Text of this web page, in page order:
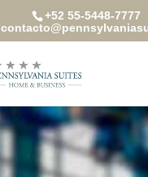
+52 55-5448-7777